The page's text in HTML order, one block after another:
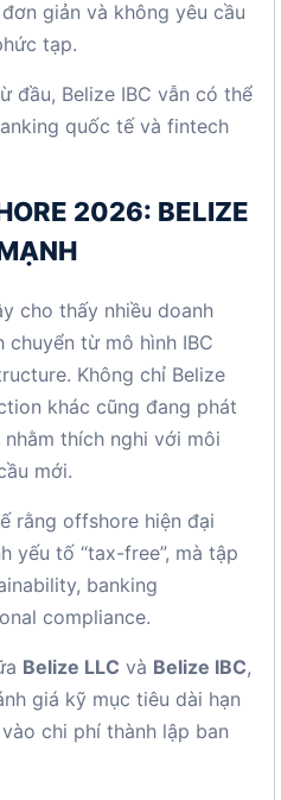
giản và không yêu cầu
tạp.
đầu, Belize IBC vẫn có thể
quốc tế và fintech
2026: BELIZE
cho thấy nhiều doanh
từ mô hình IBC
Không chỉ Belize
khác cũng đang phát
thích nghi với môi
mới.
rằng offshore hiện đại
yếu tố “tax-free”, mà tập
banking
compliance.
Belize LLC và Belize IBC,
giá kỹ mục tiêu dài hạn
chi phí thành lập ban